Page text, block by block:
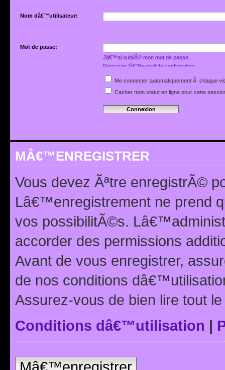
Nom dâ€™utilisateur:
Mot de passe:
Jâ€™ai oubliÃ© mon mot de passe
Renvoyer lâ€™e-mail de confirmation
Me connecter automatiquement Ã chaque
Cacher mon statut en ligne pour cette
MÂ€™ENREGISTRER
Vous devez Ãªtre enregistrÃ©
Lâ€™enregistrement ne prend
vos possibilitÃ©s.
accorder des permissions
Avant de vous enregistrer,
de nos conditions
Assurez-vous de bien lire tout
Conditions dâ€™utilisation |
Mâ€™enregistrer